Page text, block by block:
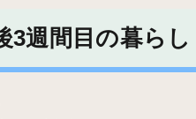
3週間目の暮らし